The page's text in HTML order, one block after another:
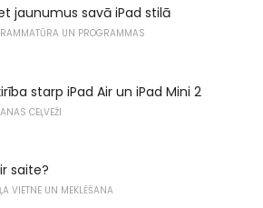
jaunumus savā iPad stilā
UN PROGRAMMAS
starp iPad Air un iPad Mini 2
CEĻVEŽI
saite?
VIETNE UN MEKLĒŠANA